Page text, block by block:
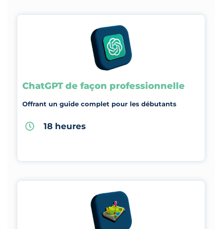
ChatGPT de façon professionnelle
Offrant un guide complet pour les débutants
18 heures